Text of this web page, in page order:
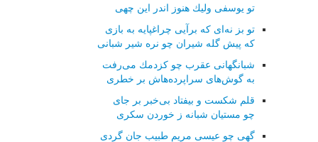
تو یوسفی ولیك هنوز اندر این چهی
تو بز نه‌ای كه برآیی چراغپایه به بازی
كه پیش گله شیران چو نره شیر شبانی
شبانگهانی عقرب چو كزدمك می‌رفت
به گوش‌های سراپرده‌هاش بر خطری
قلم شكست و بیفتاد بی‌خبر بر جای
چو مستیان شبانه ز خوردن سكری
گهی چو عیسی مریم طبیب جان گردی